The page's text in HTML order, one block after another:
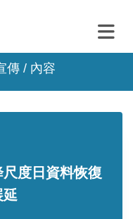
傳 / 內容
尺度日資料恢復
延